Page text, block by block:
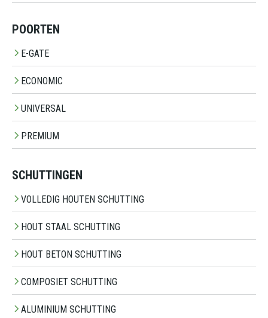
POORTEN
E-GATE
ECONOMIC
UNIVERSAL
PREMIUM
SCHUTTINGEN
VOLLEDIG HOUTEN SCHUTTING
HOUT STAAL SCHUTTING
HOUT BETON SCHUTTING
COMPOSIET SCHUTTING
ALUMINIUM SCHUTTING